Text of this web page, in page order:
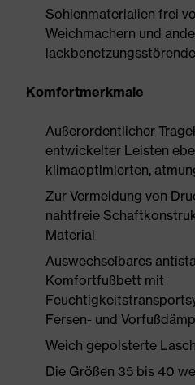
Sohlenmaterialien frei
Weichmachern und
Komfortmerkmale
Außerordentlicher
entwickelter Leisten
klimaoptimierten,
Zur Vermeidung von
nahtfreie
Material
Auswechselbares
Komfortfußbett mit
Fersen- und
Weich gepolsterte
Die Größen 35 bis 40